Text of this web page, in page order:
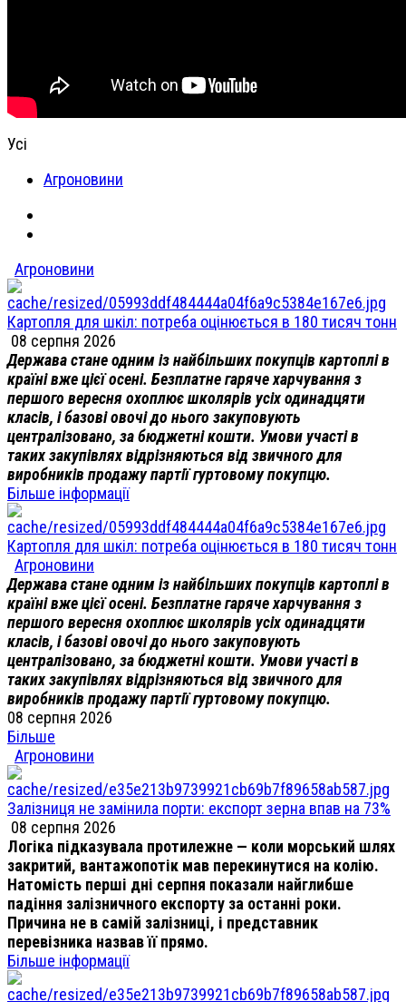
Усі
Агроновини
Агроновини
Картопля для шкіл: потреба оцінюється в 180 тисяч тонн
08 серпня 2026
Держава стане одним із найбільших покупців картоплі в
країні вже цієї осені. Безплатне гаряче харчування з
першого вересня охоплює школярів усіх одинадцяти
класів, і базові овочі до нього закуповують
централізовано, за бюджетні кошти. Умови участі в
таких закупівлях відрізняються від звичного для
виробників продажу партії гуртовому покупцю.
Більше інформації
Картопля для шкіл: потреба оцінюється в 180 тисяч тонн
Агроновини
Держава стане одним із найбільших покупців картоплі в
країні вже цієї осені. Безплатне гаряче харчування з
першого вересня охоплює школярів усіх одинадцяти
класів, і базові овочі до нього закуповують
централізовано, за бюджетні кошти. Умови участі в
таких закупівлях відрізняються від звичного для
виробників продажу партії гуртовому покупцю.
08 серпня 2026
Більше
Агроновини
Залізниця не замінила порти: експорт зерна впав на 73%
08 серпня 2026
Логіка підказувала протилежне — коли морський шлях
закритий, вантажопотік мав перекинутися на колію.
Натомість перші дні серпня показали найглибше
падіння залізничного експорту за останні роки.
Причина не в самій залізниці, і представник
перевізника назвав її прямо.
Більше інформації